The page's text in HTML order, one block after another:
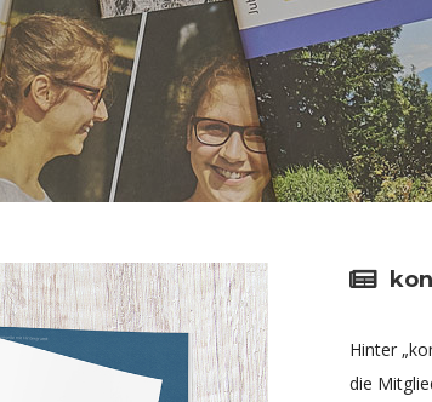
Hinter
die